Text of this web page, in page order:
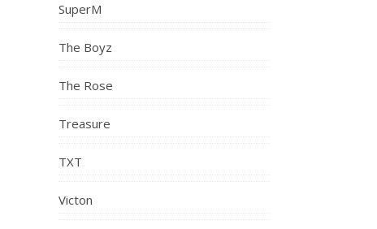
SuperM
The Boyz
The Rose
Treasure
TXT
Victon